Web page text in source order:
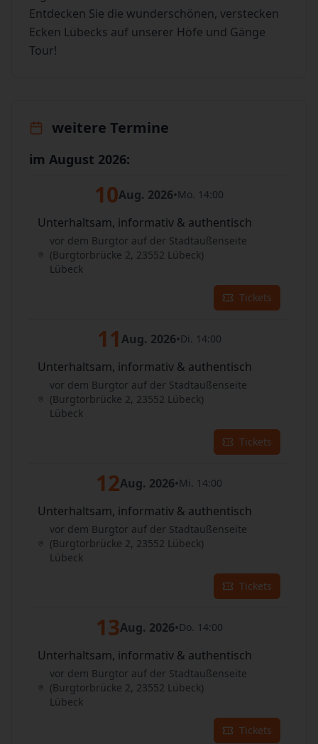
Entdecken Sie die wunderschönen, verstecken
Ecken Lübecks auf unserer Höfe und Gänge
Tour!
weitere Termine
im August 2026:
10Aug. 2026•Mo. 14:00
Unterhaltsam, informativ & authentisch
vor dem Burgtor auf der Stadtaußenseite
(Burgtorbrücke 2, 23552 Lübeck)
Lübeck
Tickets
11 Aug. 2026•Di. 14:00
Unterhaltsam, informativ & authentisch
vor dem Burgtor auf der Stadtaußenseite
(Burgtorbrücke 2, 23552 Lübeck)
Lübeck
Tickets
12Aug. 2026•Mi. 14:00
Unterhaltsam, informativ & authentisch
vor dem Burgtor auf der Stadtaußenseite
(Burgtorbrücke 2, 23552 Lübeck)
Lübeck
Tickets
13Aug. 2026•Do. 14:00
Unterhaltsam, informativ & authentisch
vor dem Burgtor auf der Stadtaußenseite
(Burgtorbrücke 2, 23552 Lübeck)
Lübeck
Tickets